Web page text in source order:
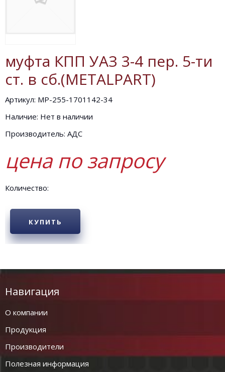
муфта КПП УАЗ 3-4 пер. 5-ти
ст. в сб.(METALPART)
Артикул: MP-255-1701142-34
Наличие: Нет в наличии
Производитель: АДС
цена по запросу
Количество:
КУПИТЬ
Навигация
О компании
Продукция
Производители
Полезная информация